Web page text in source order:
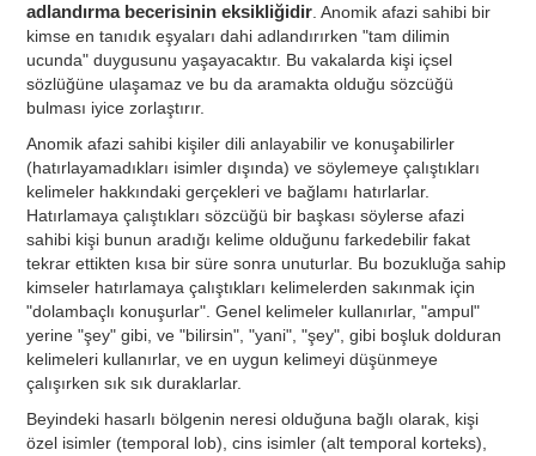
adlandırma becerisinin eksikliğidir . Anomik afazi sahibi bir
kimse en tanıdık eşyaları dahi adlandırırken "tam dilimin
ucunda" duygusunu yaşayacaktır. Bu vakalarda kişi içsel
sözlüğüne ulaşamaz ve bu da aramakta olduğu sözcüğü
bulması iyice zorlaştırır.
Anomik afazi sahibi kişiler dili anlayabilir ve konuşabilirler
(hatırlayamadıkları isimler dışında) ve söylemeye çalıştıkları
kelimeler hakkındaki gerçekleri ve bağlamı hatırlarlar.
Hatırlamaya çalıştıkları sözcüğü bir başkası söylerse afazi
sahibi kişi bunun aradığı kelime olduğunu farkedebilir fakat
tekrar ettikten kısa bir süre sonra unuturlar. Bu bozukluğa sahip
kimseler hatırlamaya çalıştıkları kelimelerden sakınmak için
"dolambaçlı konuşurlar". Genel kelimeler kullanırlar, "ampul"
yerine "şey" gibi, ve "bilirsin", "yani", "şey", gibi boşluk dolduran
kelimeleri kullanırlar, ve en uygun kelimeyi düşünmeye
çalışırken sık sık duraklarlar.
Beyindeki hasarlı bölgenin neresi olduğuna bağlı olarak, kişi
özel isimler (temporal lob), cins isimler (alt temporal korteks),